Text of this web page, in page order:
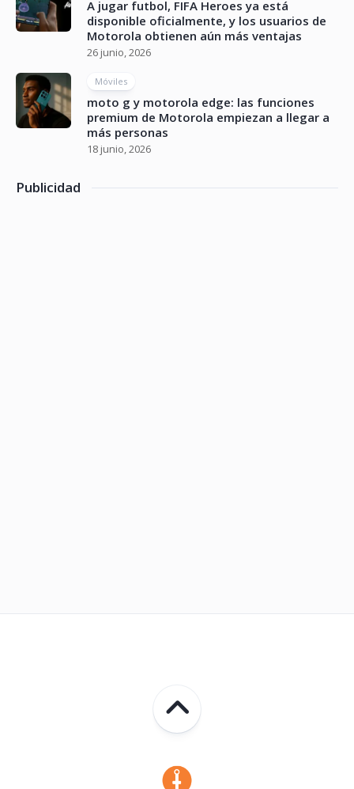
A jugar futbol, FIFA Heroes ya está
disponible oficialmente, y los usuarios de
Motorola obtienen aún más ventajas
26 junio, 2026
Móviles
moto g y motorola edge: las funciones
premium de Motorola empiezan a llegar a
más personas
18 junio, 2026
Publicidad